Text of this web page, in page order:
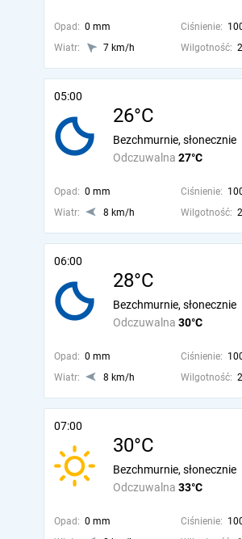
Opad: 0 mm Ciśnienie:
Wiatr:
7 km/h Wilgotność:
05:00
26°C
Odczuwalna 27°C
Bezchmurnie, słonecznie
Opad: 0 mm Ciśnienie:
Wiatr:
8 km/h Wilgotność:
06:00
28°C
Odczuwalna 30°C
Bezchmurnie, słonecznie
Opad: 0 mm Ciśnienie:
Wiatr:
8 km/h Wilgotność:
07:00
30°C
Odczuwalna 33°C
Bezchmurnie, słonecznie
Opad: 0 mm Ciśnienie: